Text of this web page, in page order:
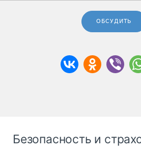
ОБСУДИТЬ
Безопасность и